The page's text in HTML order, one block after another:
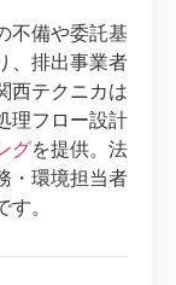
不備や委託基
、排出事業者
西テクニカは
理フロー設計
グを提供。法
・環境担当者
。